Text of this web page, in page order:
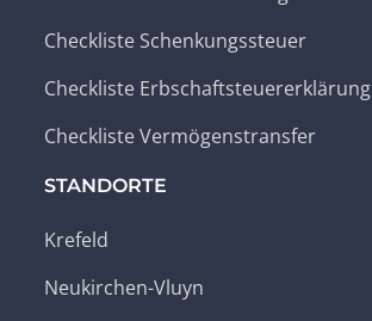
Checkliste Schenkungssteuer
Checkliste Erbschaftsteuererklärung
Checkliste Vermögenstransfer
STANDORTE
Krefeld
Neukirchen-Vluyn